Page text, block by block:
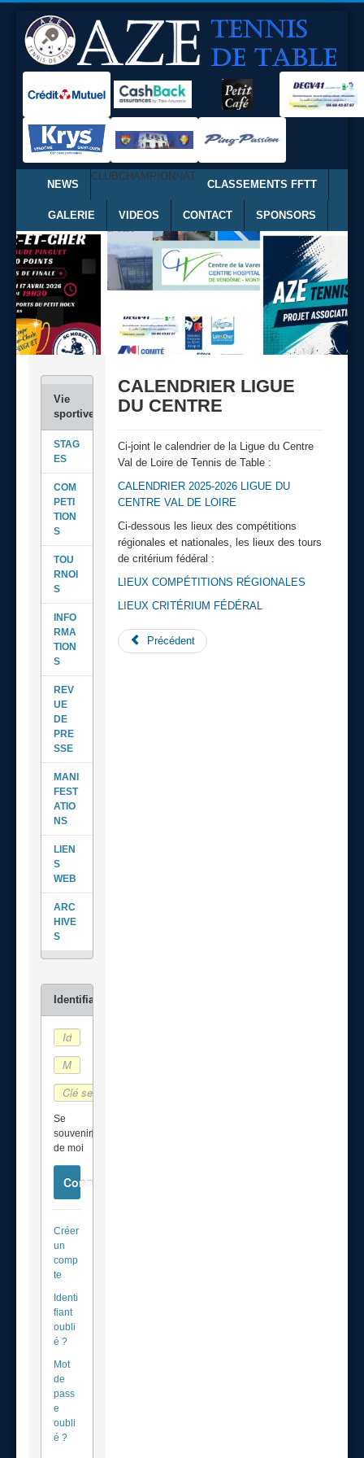
NEWS
CLUBCHAMPIONNAT
CLASSEMENTS FFTT
GALERIE VIDEOS CONTACT SPONSORS
Se
souvenir
de moi
Connexion
Créer
un
comp
te
Identi
fiant
oubli
é ?
Mot
de
pass
e
oubli
é ?
STAG
ES
COM
PETI
TION
S
TOU
RNOI
S
INFO
RMA
TION
S
REV
UE
DE
PRE
SSE
MANI
FEST
ATIO
NS
LIEN
S
WEB
ARC
HIVE
S
CALENDRIER LIGUE
DU CENTRE
Ci-joint le calendrier de la Ligue du Centre
Val de Loire de Tennis de Table :
CALENDRIER 2025-2026 LIGUE DU
CENTRE VAL DE LOIRE
Ci-dessous les lieux des compétitions
régionales et nationales, les lieux des tours
de critérium fédéral :
LIEUX COMPÉTITIONS RÉGIONALES
LIEUX CRITÉRIUM FÉDÉRAL
Précédent